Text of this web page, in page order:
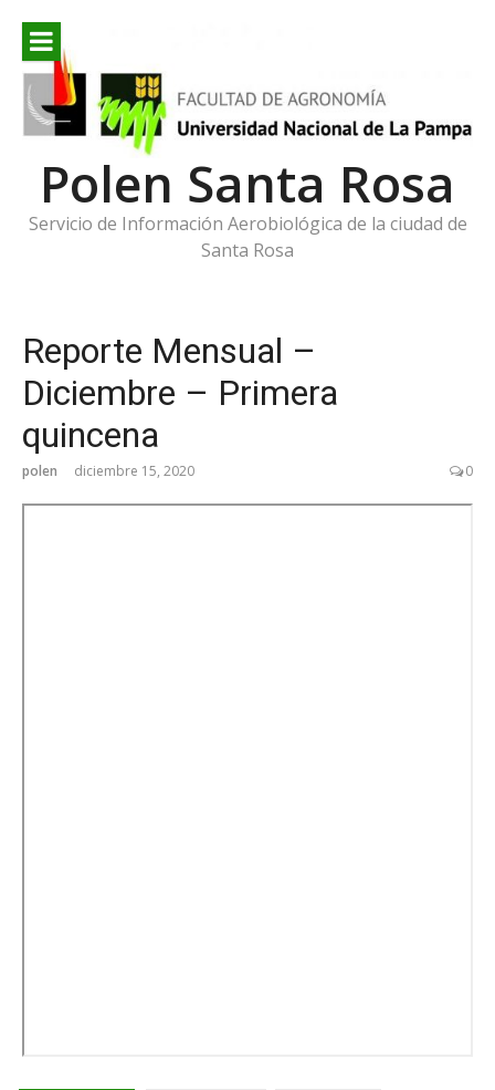
contenido
Polen Santa Rosa
Servicio de Información Aerobiológica de la ciudad de
Santa Rosa
Reporte Mensual –
Diciembre – Primera
quincena
polen diciembre 15, 2020 0